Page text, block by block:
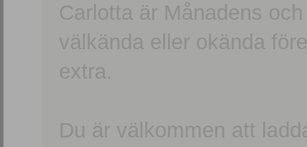
Carlotta är Månadens
välkända eller okända
extra.
Du är välkommen att